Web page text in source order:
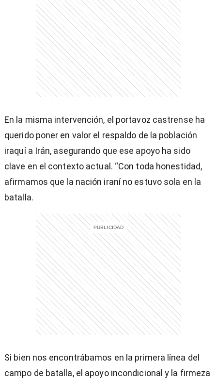
En la misma intervención, el portavoz castrense ha
querido poner en valor el respaldo de la población
iraquí a Irán, asegurando que ese apoyo ha sido
clave en el contexto actual. “Con toda honestidad,
afirmamos que la nación iraní no estuvo sola en la
batalla.
Si bien nos encontrábamos en la primera línea del
campo de batalla, el apoyo incondicional y la firmeza